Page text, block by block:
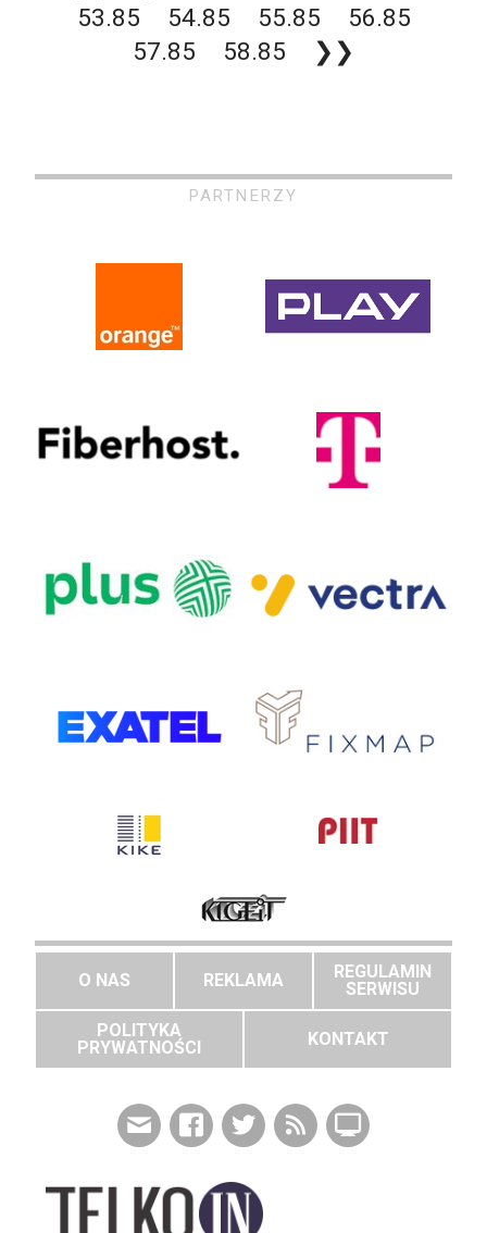
53.85
54.85 55.85
56.85
57.85
58.85 ❯❯
PARTNERZY
O NAS REKLAMA
REGULAMIN
SERWISU
POLITYKA
PRYWATNOŚCI
KONTAKT